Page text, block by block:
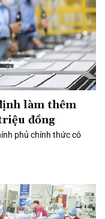
làm thêm
đồng
phủ chính thức có